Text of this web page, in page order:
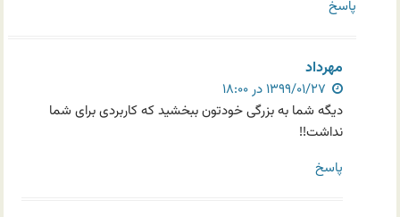
پاسخ
مهرداد
دیگه شما به بزرگی خودتون ببخشید که کاربردی برای شما
نداشت!!
پاسخ